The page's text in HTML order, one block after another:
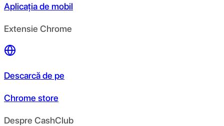
Aplicația de mobil
Extensie Chrome
Descarcă de pe
Chrome store
Despre CashClub